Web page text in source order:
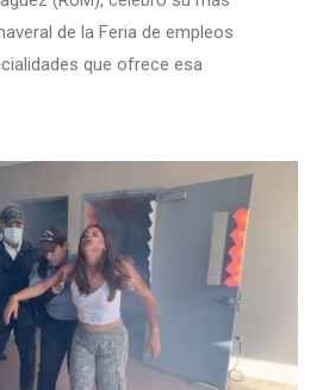
de la Feria de empleos
que ofrece esa